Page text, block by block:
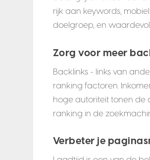
rijk aan keywords,
doelgroep, en
Zorg voor meer
Backlinks - links van
ranking factoren.
hoge autoriteit tonen de
ranking in de
Verbeter je